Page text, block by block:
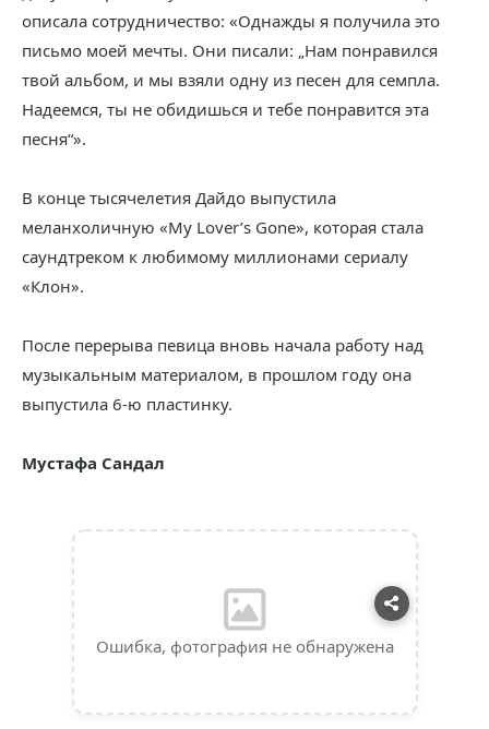
описала сотрудничество: «Однажды я получила это
письмо моей мечты. Они писали: „Нам понравился
твой альбом, и мы взяли одну из песен для семпла.
Надеемся, ты не обидишься и тебе понравится эта
песня“».
В конце тысячелетия Дайдо выпустила
меланхоличную «My Lover’s Gone», которая стала
саундтреком к любимому миллионами сериалу
«Клон».
После перерыва певица вновь начала работу над
музыкальным материалом, в прошлом году она
выпустила 6-ю пластинку.
Мустафа Сандал
Ошибка, фотография не обнаружена